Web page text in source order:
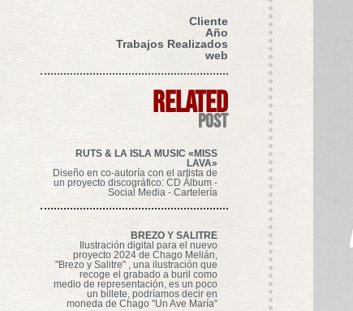
Cliente
Año
Trabajos Realizados
web
related
post
RUTS & LA ISLA MUSIC «MISS
LAVA»
Diseño en co-autoría con el artista de
un proyecto discográfico: CD Álbum -
Social Media - Cartelería
BREZO Y SALITRE
Ilustración digital para el nuevo
proyecto 2024 de Chago Melián,
"Brezo y Salitre" , una ilustración que
recoge el grabado a buril como
medio de representación, es un poco
un billete, podríamos decir en
moneda de Chago "Un Ave María"